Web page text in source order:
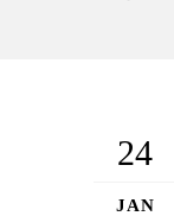
24
JAN